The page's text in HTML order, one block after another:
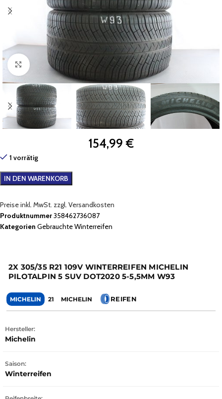
Zum Vergrößern klicken
154,99 €
1 vorrätig
IN DEN WARENKORB
Preise inkl. MwSt. zzgl. Versandkosten
Produktnummer358462736087
Kategorien Gebrauchte Winterreifen
2X 305/35 R21 109V WINTERREIFEN MICHELIN
PILOTALPIN 5 SUV DOT2020 5-5,5MM W93
MICHELIN 21 MICHELIN REIFEN
Hersteller:
Michelin
Saison:
Winterreifen